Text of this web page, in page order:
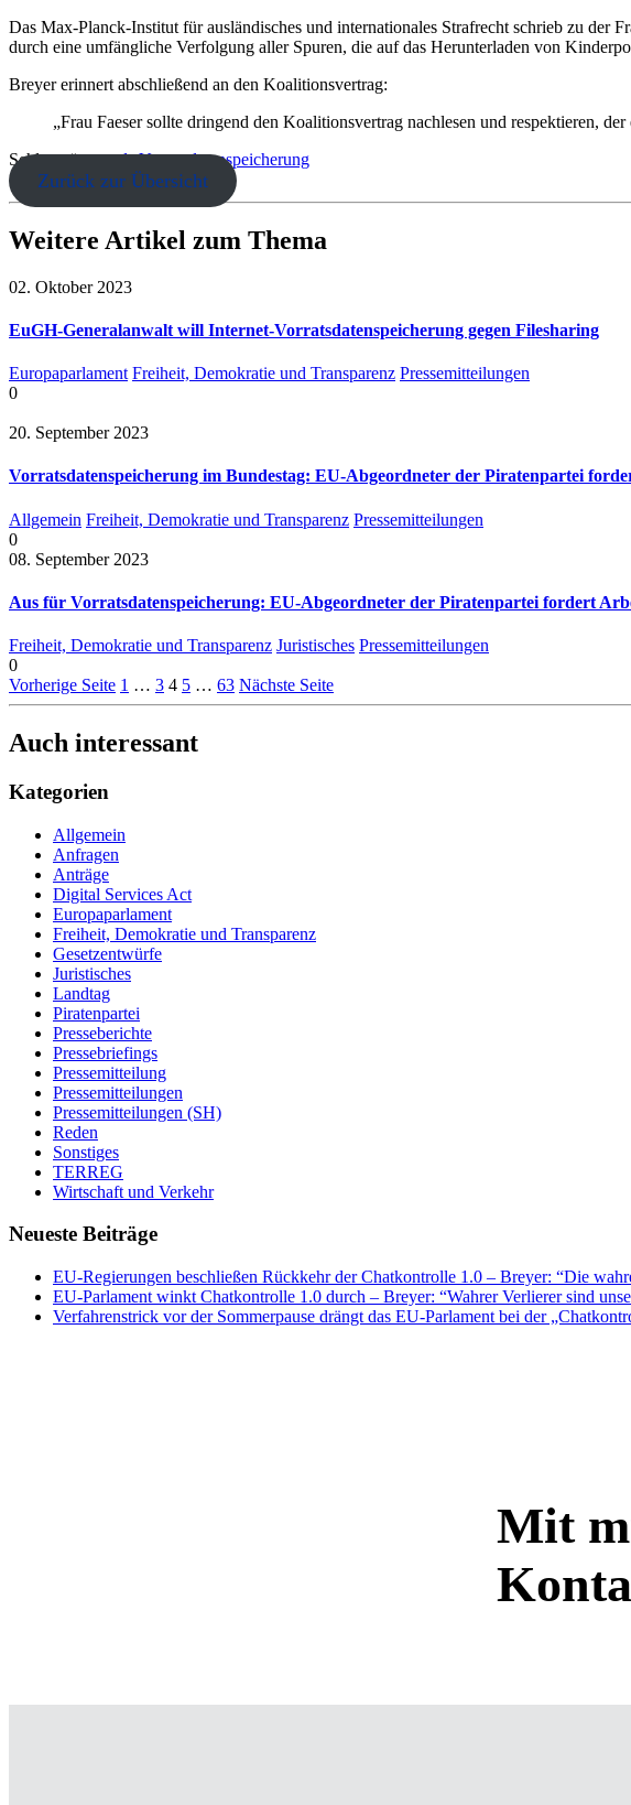
Das Max-Planck-Institut für ausländisches und internationales Strafrecht schrieb zu der
durch eine umfängliche Verfolgung aller Spuren, die auf das Herunterladen von
Breyer erinnert abschließend an den Koalitionsvertrag:
„Frau Faeser sollte dringend den Koalitionsvertrag nachlesen und respektieren,
Schlagwörter: vds Vorratsdatenspeicherung
Zurück zur Übersicht
Weitere Artikel zum Thema
02. Oktober 2023
EuGH-Generalanwalt will Internet-Vorratsdatenspeicherung gegen Filesharing
Europaparlament Freiheit, Demokratie und Transparenz Pressemitteilungen
0
20. September 2023
Vorratsdatenspeicherung im Bundestag: EU-Abgeordneter der Piratenpartei
Allgemein Freiheit, Demokratie und Transparenz Pressemitteilungen
0
08. September 2023
Aus für Vorratsdatenspeicherung: EU-Abgeordneter der Piratenpartei fordert
Freiheit, Demokratie und Transparenz Juristisches Pressemitteilungen
0
Vorherige Seite 1 … 3 4 5 … 63 Nächste Seite
Auch interessant
Kategorien
Allgemein
Anfragen
Anträge
Digital Services Act
Europaparlament
Freiheit, Demokratie und Transparenz
Gesetzentwürfe
Juristisches
Landtag
Piratenpartei
Presseberichte
Pressebriefings
Pressemitteilung
Pressemitteilungen
Pressemitteilungen (SH)
Reden
Sonstiges
TERREG
Wirtschaft und Verkehr
Neueste Beiträge
EU-Regierungen beschließen Rückkehr der Chatkontrolle 1.0 – Breyer: “Die
EU-Parlament winkt Chatkontrolle 1.0 durch – Breyer: “Wahrer Verlierer sind
Verfahrenstrick vor der Sommerpause drängt das EU-Parlament bei der
Mit